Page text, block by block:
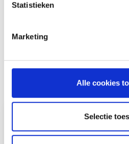
Statistieken
Marketing
Alle cookies
Selectie
Andere